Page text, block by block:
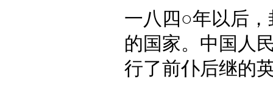
一八四○年以后
的国家。中国人
行了前仆后继的